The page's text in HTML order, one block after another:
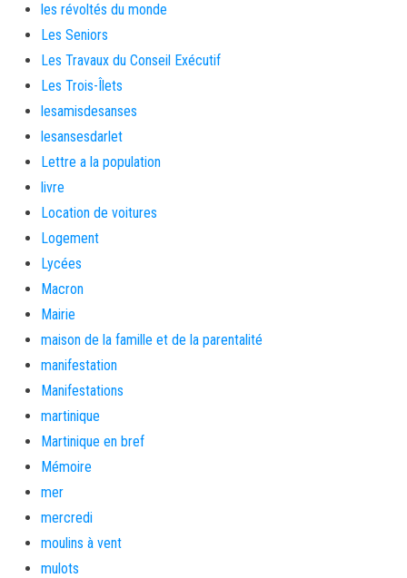
les révoltés du monde
Les Seniors
Les Travaux du Conseil Exécutif
Les Trois-Îlets
lesamisdesanses
lesansesdarlet
Lettre a la population
livre
Location de voitures
Logement
Lycées
Macron
Mairie
maison de la famille et de la parentalité
manifestation
Manifestations
martinique
Martinique en bref
Mémoire
mer
mercredi
moulins à vent
mulots